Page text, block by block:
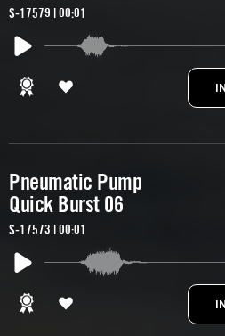
S-17579 | 00:01
Pneumatic Pump
Quick Burst 06
S-17573 | 00:01